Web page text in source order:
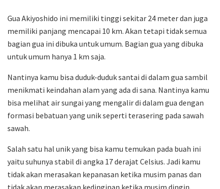
Gua Akiyoshido ini memiliki tinggi sekitar 24 meter dan juga
memiliki panjang mencapai 10 km. Akan tetapi tidak semua
bagian gua ini dibuka untuk umum. Bagian gua yang dibuka
untuk umum hanya 1 km saja.
Nantinya kamu bisa duduk-duduk santai di dalam gua sambil
menikmati keindahan alam yang ada di sana. Nantinya kamu
bisa melihat air sungai yang mengalir di dalam gua dengan
formasi bebatuan yang unik seperti terasering pada sawah
sawah.
Salah satu hal unik yang bisa kamu temukan pada buah ini
yaitu suhunya stabil di angka 17 derajat Celsius. Jadi kamu
tidak akan merasakan kepanasan ketika musim panas dan
tidak akan merasakan kedinginan ketika musim dingin.